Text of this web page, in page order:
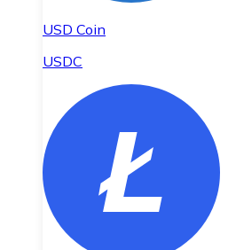
USD Coin
USDC